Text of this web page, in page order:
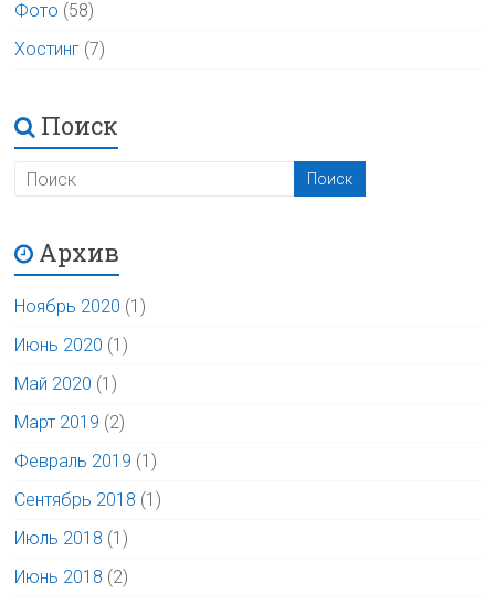
Фото (58)
Хостинг (7)
Поиск
Архив
Ноябрь 2020 (1)
Июнь 2020 (1)
Май 2020 (1)
Март 2019 (2)
Февраль 2019 (1)
Сентябрь 2018 (1)
Июль 2018 (1)
Июнь 2018 (2)